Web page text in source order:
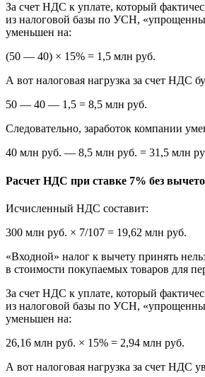
За счет НДС к уплате, который
из налоговой базы по УСН,
уменьшен на:
(50 — 40) × 15% = 1,5 млн руб.
А вот налоговая нагрузка за счет НДС
50 — 40 — 1,5 = 8,5 млн руб.
Следовательно, заработок компании
40 млн руб. — 8,5 млн руб. = 31,5 млн
Расчет НДС при ставке 7% без
Исчисленный НДС составит:
300 млн руб. × 7/107 = 19,62 млн руб.
«Входной» налог к вычету принять
в стоимости покупаемых товаров для
За счет НДС к уплате, который
из налоговой базы по УСН,
уменьшен на:
26,16 млн руб. × 15% = 2,94 млн руб.
А вот налоговая нагрузка за счет НДС